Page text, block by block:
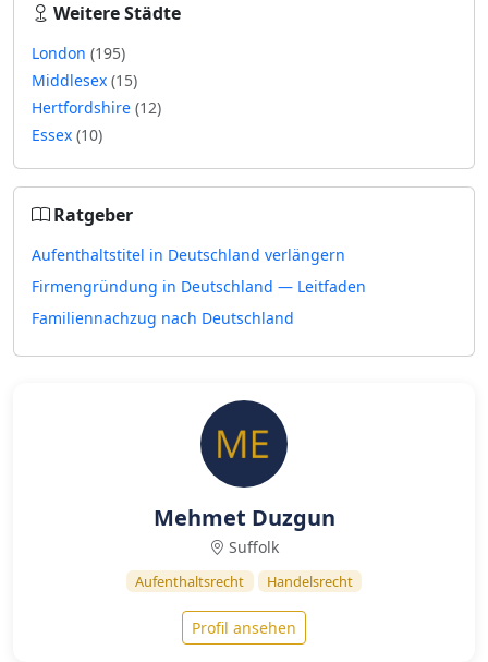
Weitere Städte
London (195)
Middlesex (15)
Hertfordshire (12)
Essex (10)
Ratgeber
Aufenthaltstitel in Deutschland verlängern
Firmengründung in Deutschland — Leitfaden
Familiennachzug nach Deutschland
Mehmet Duzgun
Suffolk
Aufenthaltsrecht Handelsrecht
Profil ansehen